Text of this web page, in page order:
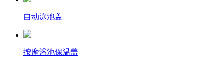
自动泳池盖
按摩浴池保温盖